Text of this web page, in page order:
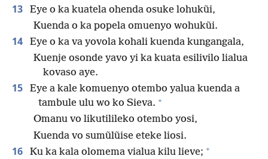
13
Eye o ka kuatela ohenda osuke lohukũi,
Kuenda o ka popela omuenyo wohukũi.
14
Eye o ka va yovola kohali kuenda kungangala,
Kuenje osonde yavo yi ka kuata esilivilo lialua
kovaso aye.
15
Eye a kale komuenyo otembo yalua kuenda a
tambule ulu wo ko Sieva. +
Omanu vo likutilileko otembo yosi,
Kuenda vo sumũlũise eteke liosi.
16 Ku ka kala olomema vialua kilu lieve; +